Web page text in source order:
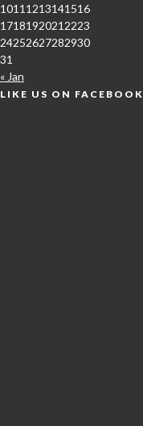
« Jan
10111213141516
17181920212223
24252627282930
31
LIKE US ON FACEBOOK